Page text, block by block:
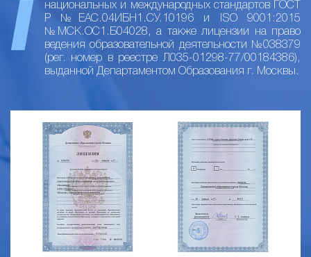
национальных и международных стандартов ГОСТ
Р №ЕАС.04ИБН1.СУ.10196 и ISO 9001:2015
№МСК.ОС1.Б04028, а также лицензии на право
ведения образовательной деятельности №038379
(рег. номер в реестре Л035-01298-77/00184386),
выданной Департаментом Образования г. Москвы.